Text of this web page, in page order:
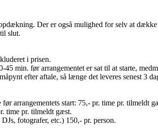
Der er også mulighed for selv at
slut.
i prisen.
min. før arrangementet er sat til at starte,
efter aftale, så længe det leveres senest 3
arrangementets start: 75,- pr. time pr. tilmeldt
time pr. tilmeldt gæst.
fotografer, etc.) 150,- pr. person.